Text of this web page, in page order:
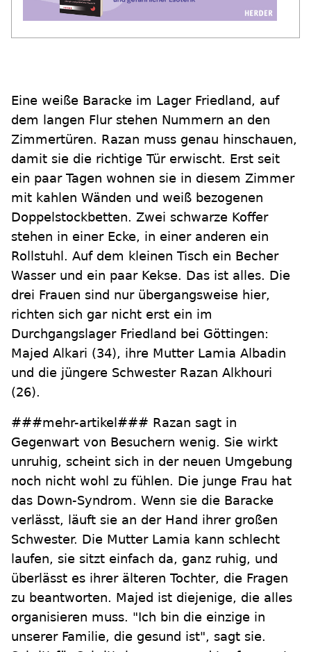
Eine weiße Baracke im Lager Friedland, auf
dem langen Flur stehen Nummern an den
Zimmertüren. Razan muss genau hinschauen,
damit sie die richtige Tür erwischt. Erst seit
ein paar Tagen wohnen sie in diesem Zimmer
mit kahlen Wänden und weiß bezogenen
Doppelstockbetten. Zwei schwarze Koffer
stehen in einer Ecke, in einer anderen ein
Rollstuhl. Auf dem kleinen Tisch ein Becher
Wasser und ein paar Kekse. Das ist alles. Die
drei Frauen sind nur übergangsweise hier,
richten sich gar nicht erst ein im
Durchgangslager Friedland bei Göttingen:
Majed Alkari (34), ihre Mutter Lamia Albadin
und die jüngere Schwester Razan Alkhouri
(26).
###mehr-artikel### Razan sagt in
Gegenwart von Besuchern wenig. Sie wirkt
unruhig, scheint sich in der neuen Umgebung
noch nicht wohl zu fühlen. Die junge Frau hat
das Down-Syndrom. Wenn sie die Baracke
verlässt, läuft sie an der Hand ihrer großen
Schwester. Die Mutter Lamia kann schlecht
laufen, sie sitzt einfach da, ganz ruhig, und
überlässt es ihrer älteren Tochter, die Fragen
zu beantworten. Majed ist diejenige, die alles
organisieren muss. "Ich bin die einzige in
unserer Familie, die gesund ist", sagt sie.